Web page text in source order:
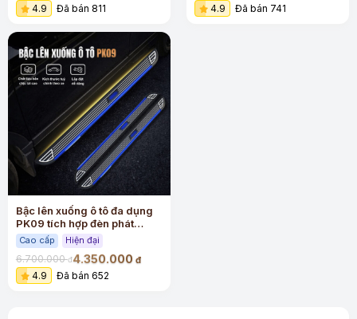
4.9 Đã bán 811 4.9 Đã bán 741
Bậc lên xuống ô tô đa dụng
PK09 tích hợp đèn phát
quang
Cao cấp Hiện đại
6.700.000đ4.350.000 đ
4.9 Đã bán 652